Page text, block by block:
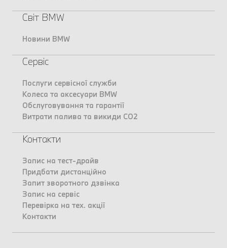
Світ BMW
Новини BMW
Сервіс
Послуги сервісної служби
Колеса та аксесуари BMW
Обслуговування та гарантії
Витрати палива та викиди CO2
Контакти
Запис на тест-драйв
Придбати дистанційно
Запит зворотного дзвінка
Запис на сервіс
Перевірка на тех. акції
Контакти